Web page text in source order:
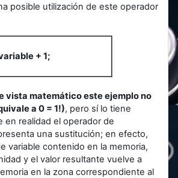
posible utilización de este operador
+ 1;
vista matemático este ejemplo no
a 0 = 1!), pero sí lo tiene
en realidad el operador de
una sustitución; en efecto,
variable contenido en la memoria,
y el valor resultante vuelve a
en la zona correspondiente al